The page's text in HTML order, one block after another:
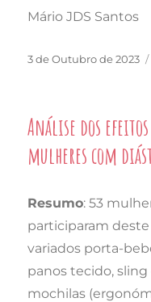
Mário JDS Santos
Publicado
3 de Outubro de 2023
Análise dos
mulheres com
Resumo: 53
participaram
variados porta-
panos tecido,
mochilas